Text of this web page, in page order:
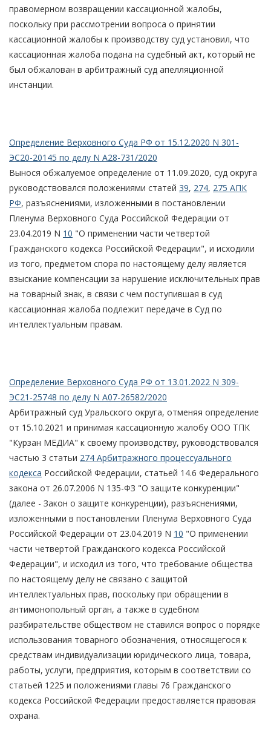
правомерном возвращении кассационной жалобы,
поскольку при рассмотрении вопроса о принятии
кассационной жалобы к производству суд установил, что
кассационная жалоба подана на судебный акт, который не
был обжалован в арбитражный суд апелляционной
инстанции.
Определение Верховного Суда РФ от 15.12.2020 N 301-
ЭС20-20145 по делу N А28-731/2020
Вынося обжалуемое определение от 11.09.2020, суд округа
руководствовался положениями статей 39, 274, 275 АПК
РФ, разъяснениями, изложенными в постановлении
Пленума Верховного Суда Российской Федерации от
23.04.2019 N 10 "О применении части четвертой
Гражданского кодекса Российской Федерации", и исходили
из того, предметом спора по настоящему делу является
взыскание компенсации за нарушение исключительных прав
на товарный знак, в связи с чем поступившая в суд
кассационная жалоба подлежит передаче в Суд по
интеллектуальным правам.
Определение Верховного Суда РФ от 13.01.2022 N 309-
ЭС21-25748 по делу N А07-26582/2020
Арбитражный суд Уральского округа, отменяя определение
от 15.10.2021 и принимая кассационную жалобу ООО ТПК
"Курзан МЕДИА" к своему производству, руководствовался
частью 3 статьи 274 Арбитражного процессуального
кодекса Российской Федерации, статьей 14.6 Федерального
закона от 26.07.2006 N 135-ФЗ "О защите конкуренции"
(далее - Закон о защите конкуренции), разъяснениями,
изложенными в постановлении Пленума Верховного Суда
Российской Федерации от 23.04.2019 N 10 "О применении
части четвертой Гражданского кодекса Российской
Федерации", и исходил из того, что требование общества
по настоящему делу не связано с защитой
интеллектуальных прав, поскольку при обращении в
антимонопольный орган, а также в судебном
разбирательстве обществом не ставился вопрос о порядке
использования товарного обозначения, относящегося к
средствам индивидуализации юридического лица, товара,
работы, услуги, предприятия, которым в соответствии со
статьей 1225 и положениями главы 76 Гражданского
кодекса Российской Федерации предоставляется правовая
охрана.